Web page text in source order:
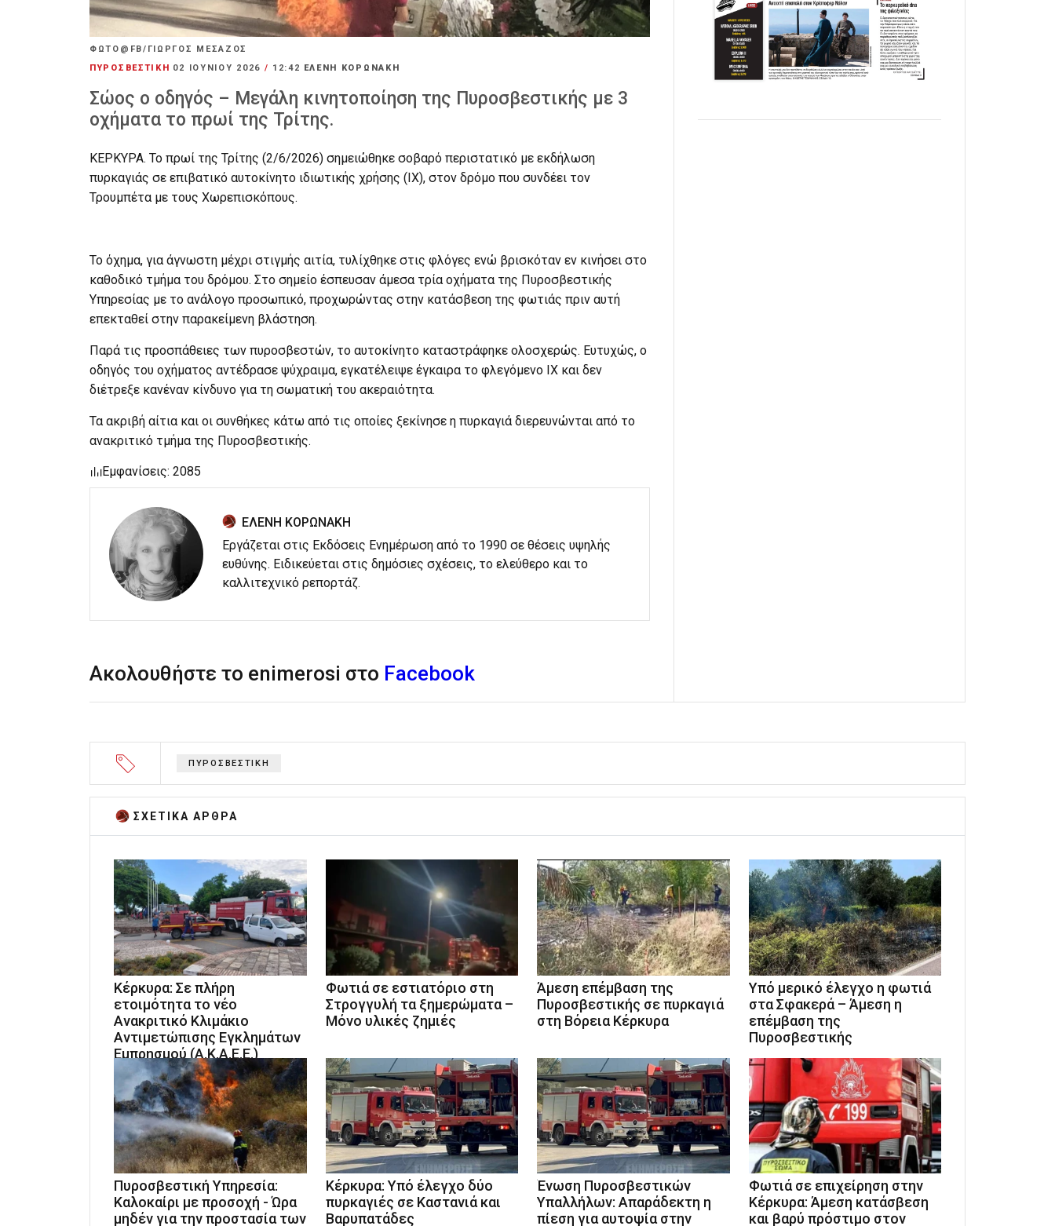
ΦΩΤΟ@FB/ΓΙΩΡΓΟΣ ΜΕΣΑΖΟΣ
ΠΥΡΟΣΒΕΣΤΙΚΗ
02 ΙΟΥΝΊΟΥ 2026 / 12:42 ΕΛΕΝΗ ΚΟΡΩΝΑΚΗ
Σώος ο οδηγός – Μεγάλη κινητοποίηση της Πυροσβεστικής με 3
οχήματα το πρωί της Τρίτης.
ΚΕΡΚΥΡΑ. Το πρωί της Τρίτης (2/6/2026) σημειώθηκε σοβαρό περιστατικό με εκδήλωση
πυρκαγιάς σε επιβατικό αυτοκίνητο ιδιωτικής χρήσης (ΙΧ), στον δρόμο που συνδέει τον
Τρουμπέτα με τους Χωρεπισκόπους.
Το όχημα, για άγνωστη μέχρι στιγμής αιτία, τυλίχθηκε στις φλόγες ενώ βρισκόταν εν κινήσει στο
καθοδικό τμήμα του δρόμου. Στο σημείο έσπευσαν άμεσα τρία οχήματα της Πυροσβεστικής
Υπηρεσίας με το ανάλογο προσωπικό, προχωρώντας στην κατάσβεση της φωτιάς πριν αυτή
επεκταθεί στην παρακείμενη βλάστηση.
Παρά τις προσπάθειες των πυροσβεστών, το αυτοκίνητο καταστράφηκε ολοσχερώς. Ευτυχώς, ο
οδηγός του οχήματος αντέδρασε ψύχραιμα, εγκατέλειψε έγκαιρα το φλεγόμενο ΙΧ και δεν
διέτρεξε κανέναν κίνδυνο για τη σωματική του ακεραιότητα.
Τα ακριβή αίτια και οι συνθήκες κάτω από τις οποίες ξεκίνησε η πυρκαγιά διερευνώνται από το
ανακριτικό τμήμα της Πυροσβεστικής.
Εμφανίσεις: 2085
ΕΛΕΝΗ ΚΟΡΩΝΑΚΗ
Εργάζεται στις Εκδόσεις Ενημέρωση από το 1990 σε θέσεις υψηλής
ευθύνης. Ειδικεύεται στις δημόσιες σχέσεις, το ελεύθερο και το
καλλιτεχνικό ρεπορτάζ.
Ακολουθήστε το enimerosi στο Facebook
ΠΥΡΟΣΒΕΣΤΙΚΗ
ΣΧΕΤΙΚA AΡΘΡΑ
Κέρκυρα: Σε πλήρη
ετοιμότητα το νέο
Ανακριτικό Κλιμάκιο
Αντιμετώπισης Εγκλημάτων
Εμπρησμού (Α.Κ.Α.Ε.Ε.)
Φωτιά σε εστιατόριο στη
Στρογγυλή τα ξημερώματα –
Μόνο υλικές ζημιές
Άμεση επέμβαση της
Πυροσβεστικής σε πυρκαγιά
στη Βόρεια Κέρκυρα
Υπό μερικό έλεγχο η φωτιά
στα Σφακερά – Άμεση η
επέμβαση της
Πυροσβεστικής
Πυροσβεστική Υπηρεσία:
Καλοκαίρι με προσοχή - Ώρα
μηδέν για την προστασία των
Κέρκυρα: Υπό έλεγχο δύο
πυρκαγιές σε Καστανιά και
Βαρυπατάδες
Ένωση Πυροσβεστικών
Υπαλλήλων: Απαράδεκτη η
πίεση για αυτοψία στην
Φωτιά σε επιχείρηση στην
Κέρκυρα: Άμεση κατάσβεση
και βαρύ πρόστιμο στον